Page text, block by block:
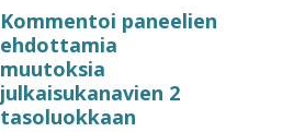
Kommentoi paneelien
ehdottamia
muutoksia
julkaisukanavien 2
tasoluokkaan